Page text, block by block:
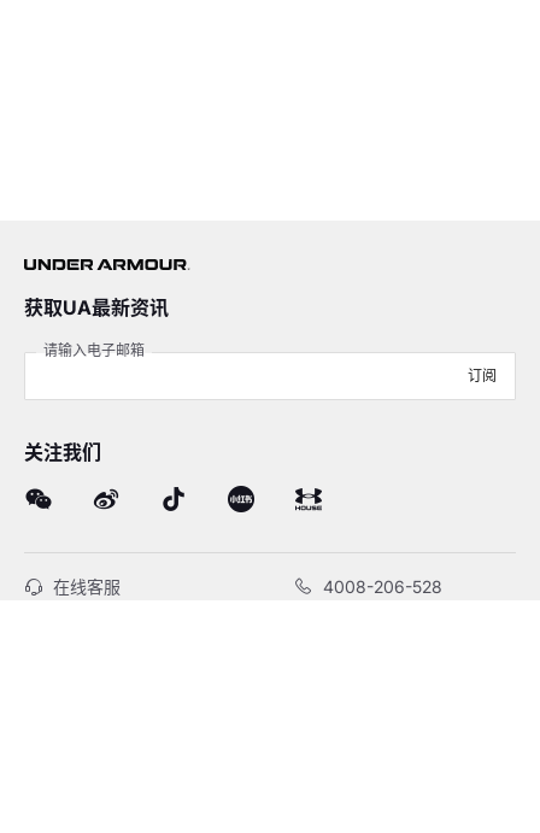
获取UA最新资讯
请输入电子邮箱
订阅
关注我们
在线客服 4008-206-528